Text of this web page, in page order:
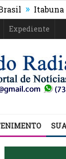
Itabuna
Expediente